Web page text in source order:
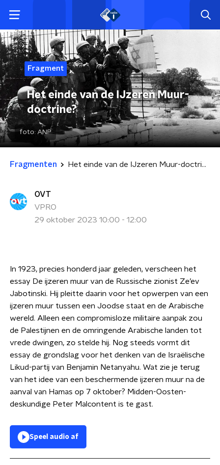
Fragment
Het einde van de IJzeren Muur-
doctrine?
foto: ANP
Fragmenten Het einde van de IJzeren Muur-doctrine?
OVT
VPRO
29 oktober 2023 10:00 - 12:00
In 1923, precies honderd jaar geleden, verscheen het
essay De ijzeren muur van de Russische zionist Ze’ev
Jabotinski. Hij pleitte daarin voor het opwerpen van een
ijzeren muur tussen een Joodse staat en de Arabische
wereld. Alleen een compromisloze militaire aanpak zou
de Palestijnen en de omringende Arabische landen tot
vrede dwingen, zo stelde hij. Nog steeds vormt dit
essay de grondslag voor het denken van de Israëlische
Likud-partij van Benjamin Netanyahu. Wat zie je terug
van het idee van een beschermende ijzeren muur na de
aanval van Hamas op 7 oktober? Midden-Oosten-
deskundige Peter Malcontent is te gast.
Speel audio af